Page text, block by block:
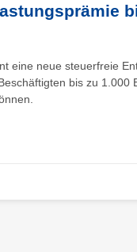
eine neue steuerfreie
bis zu 1.000